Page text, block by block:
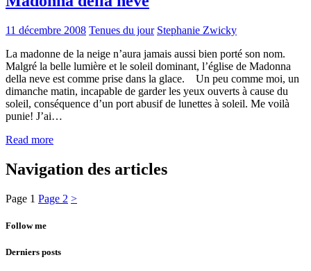
11 décembre 2008 Tenues du jour Stephanie Zwicky
La madonne de la neige n’aura jamais aussi bien porté son nom.
Malgré la belle lumière et le soleil dominant, l’église de Madonna
della neve est comme prise dans la glace. Un peu comme moi, un
dimanche matin, incapable de garder les yeux ouverts à cause du
soleil, conséquence d’un port abusif de lunettes à soleil. Me voilà
punie! J’ai…
Read more
Navigation des articles
Page 1 Page 2 >
Follow me
Derniers posts